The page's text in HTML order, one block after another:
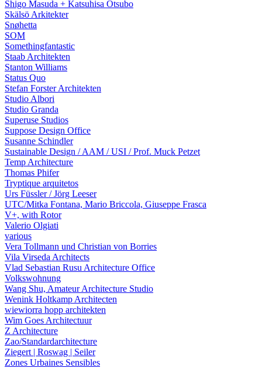
Shigo Masuda + Katsuhisa Otsubo
Skälsö Arkitekter
Snøhetta
SOM
Somethingfantastic
Staab Architekten
Stanton Williams
Status Quo
Stefan Forster Architekten
Studio Albori
Studio Granda
Superuse Studios
Suppose Design Office
Susanne Schindler
Sustainable Design / AAM / USI / Prof. Muck Petzet
Temp Architecture
Thomas Phifer
Tryptique arquitetos
Urs Füssler / Jörg Leeser
UTC/Mitka Fontana, Mario Briccola, Giuseppe Frasca
V+, with Rotor
Valerio Olgiati
various
Vera Tollmann und Christian von Borries
Vila Virseda Architects
Vlad Sebastian Rusu Architecture Office
Volkswohnung
Wang Shu, Amateur Architecture Studio
Wenink Holtkamp Architecten
wiewiorra hopp architekten
Wim Goes Architectuur
Z Architecture
Zao/Standardarchitecture
Ziegert | Roswag | Seiler
Zones Urbaines Sensibles